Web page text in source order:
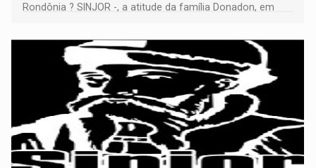
Rondônia ? SINJOR -, a atitude da família Donadon, em
denunciar escândalo financeiro, foi rechaçada com vigor.
Leia matéria e nota aqui. >>>